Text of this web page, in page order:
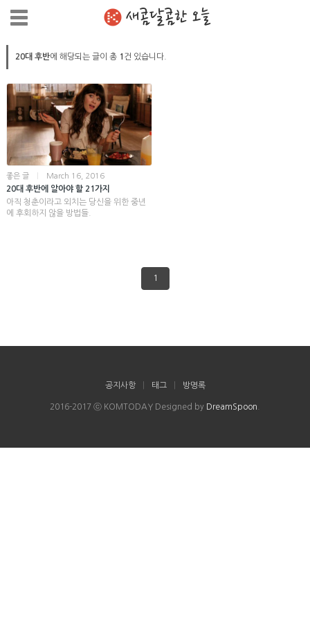
새콤달콤한 오늘
20대 후반에 해당되는 글이 총 1 건 있습니다.
좋은 글 March 16, 2016
20대 후반에 알아야 할 21가지
아직 청춘이라고 외치는 당신을 위한 중년
에 후회하지 않을 방법들.
1
공지사항 태그 방명록
2016-2017 ⓒ KOMTODAY Designed by DreamSpoon